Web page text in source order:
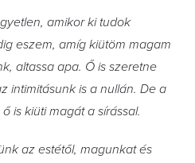
amikor ki tudok
eszem, amíg kiütöm magam
altassa apa. Ő is szeretne
intimitásunk is a nullán. De a
is kiüti magát a sírással.
az estétől, magunkat és